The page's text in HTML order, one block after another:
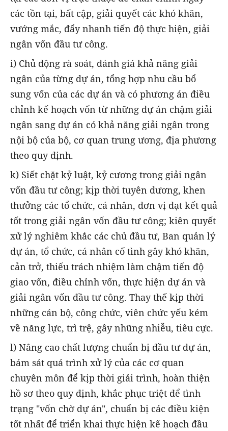
các tồn tại, bất cập, giải quyết các khó khăn,
vướng mắc, đẩy nhanh tiến độ thực hiện, giải
ngân vốn đầu tư công.
i) Chủ động rà soát, đánh giá khả năng giải
ngân của từng dự án, tổng hợp nhu cầu bổ
sung vốn của các dự án và có phương án điều
chỉnh kế hoạch vốn từ những dự án chậm giải
ngân sang dự án có khả năng giải ngân trong
nội bộ của bộ, cơ quan trung ương, địa phương
theo quy định.
k) Siết chặt kỷ luật, kỷ cương trong giải ngân
vốn đầu tư công; kịp thời tuyên dương, khen
thưởng các tổ chức, cá nhân, đơn vị đạt kết quả
tốt trong giải ngân vốn đầu tư công; kiên quyết
xử lý nghiêm khắc các chủ đầu tư, Ban quản lý
dự án, tổ chức, cá nhân cố tình gây khó khăn,
cản trở, thiếu trách nhiệm làm chậm tiến độ
giao vốn, điều chỉnh vốn, thực hiện dự án và
giải ngân vốn đầu tư công. Thay thế kịp thời
những cán bộ, công chức, viên chức yếu kém
về năng lực, trì trệ, gây nhũng nhiễu, tiêu cực.
l) Nâng cao chất lượng chuẩn bị đầu tư dự án,
bám sát quá trình xử lý của các cơ quan
chuyên môn để kịp thời giải trình, hoàn thiện
hồ sơ theo quy định, khắc phục triệt để tình
trạng "vốn chờ dự án", chuẩn bị các điều kiện
tốt nhất để triển khai thực hiện kế hoạch đầu